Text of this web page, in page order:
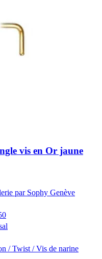
vis en Or jaune
par Sophy Genève
/ Twist / Vis de narine